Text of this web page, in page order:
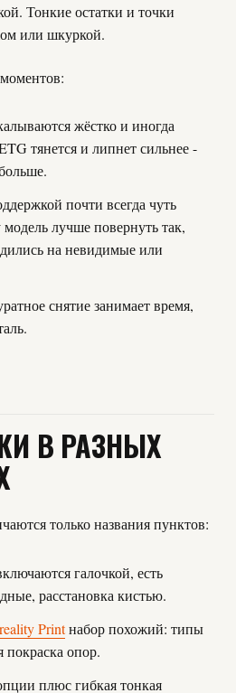
Тонкие остатки и точки
или шкуркой.
жёстко и иногда
тянется и липнет сильнее -
почти всегда чуть
лучше повернуть так,
на невидимые или
снятие занимает время,
В РАЗНЫХ
только названия пунктов:
галочкой, есть
расстановка кистью.
Printнабор похожий: типы
покраска опор.
плюс гибкая тонкая